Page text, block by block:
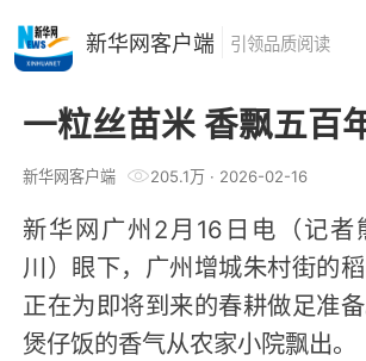
一粒丝苗米 香飘五百
新华网客户端 205.1万· 2026-02-16
新华网广州2月16日电（记者
川）眼下，广州增城朱村街的
正在为即将到来的春耕做足准
煲仔饭的香气从农家小院飘出。
新华网客户端 引领品质阅读